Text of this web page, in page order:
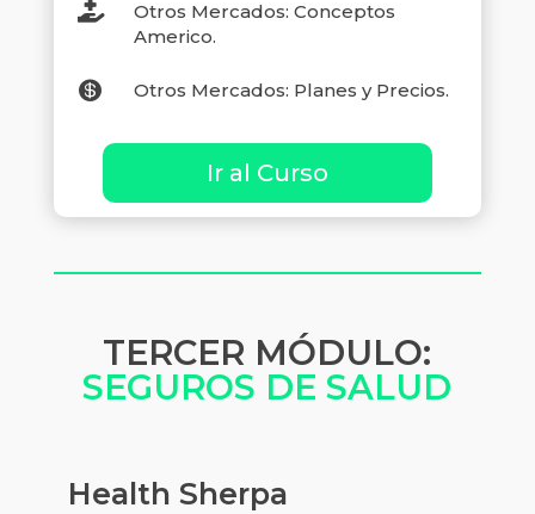

Otros Mercados: Conceptos
Americo.
 Otros Mercados: Planes y Precios.
Ir al Curso
TERCER MÓDULO:
SEGUROS DE SALUD
Health Sherpa